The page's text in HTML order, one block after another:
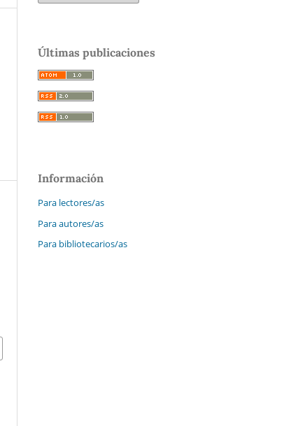
Últimas publicaciones
Información
Para lectores/as
Para autores/as
Para bibliotecarios/as